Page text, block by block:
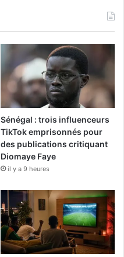
Sénégal : trois influenceurs
TikTok emprisonnés pour
des publications critiquant
Diomaye Faye
il y a 9 heures